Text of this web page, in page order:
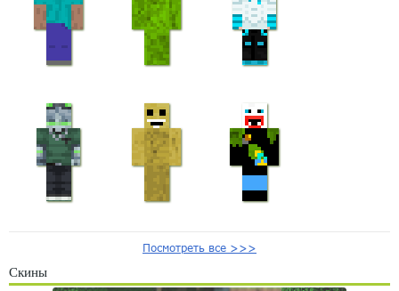
Посмотреть все >>>
Скины